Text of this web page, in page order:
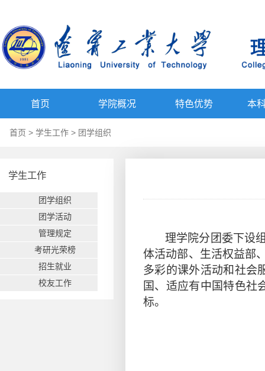
首页 学院概况 特色优势 本
首页 > 学生工作 > 团学组织
学生工作
团学组织
团学活动
管理规定
考研光荣榜
招生就业
校友工作
理学院分团委下设
体活动部、生活权益部
多彩的课外活动和社会
国、适应有中国特色社
标。